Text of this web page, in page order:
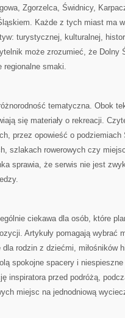
Zgorzelca, Świdnicy,
Każde z tych miast ma
turystycznej, kulturalnej,
może zrozumieć, że Dolny
regionalne smaki.
tematyczna. Obok
się materiały o rekreacji.
przez opowieść o
szlakach rowerowych czy
sprawia, że serwis nie jest
ciekawa dla osób, które
Artykuły pomagają wybrać
rodzin z dziećmi, miłośników
spokojne spacery i
inspiratora przed podróżą,
miejsc na jednodniową